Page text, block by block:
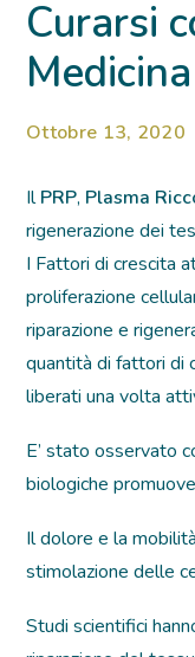
Curarsi
Ottobre 13, 2020
IlPRP, Plasma
rigenerazione dei
I Fattori di crescita
proliferazione
riparazione e
quantità di fattori di
liberati una volta
E’ stato osservato
biologiche
Il dolore e la
stimolazione delle
Studi scientifici